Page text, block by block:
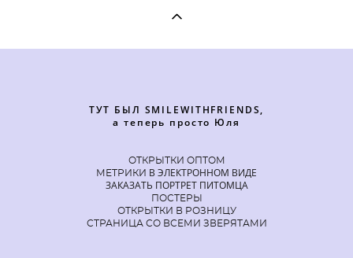
ТУТ БЫЛ SMILEWITHFRIENDS,
а теперь просто Юля
ОТКРЫТКИ ОПТОМ
МЕТРИКИ В ЭЛЕКТРОННОМ ВИДЕ
ЗАКАЗАТЬ ПОРТРЕТ ПИТОМЦА
ПОСТЕРЫ
ОТКРЫТКИ В РОЗНИЦУ
СТРАНИЦА СО ВСЕМИ ЗВЕРЯТАМИ